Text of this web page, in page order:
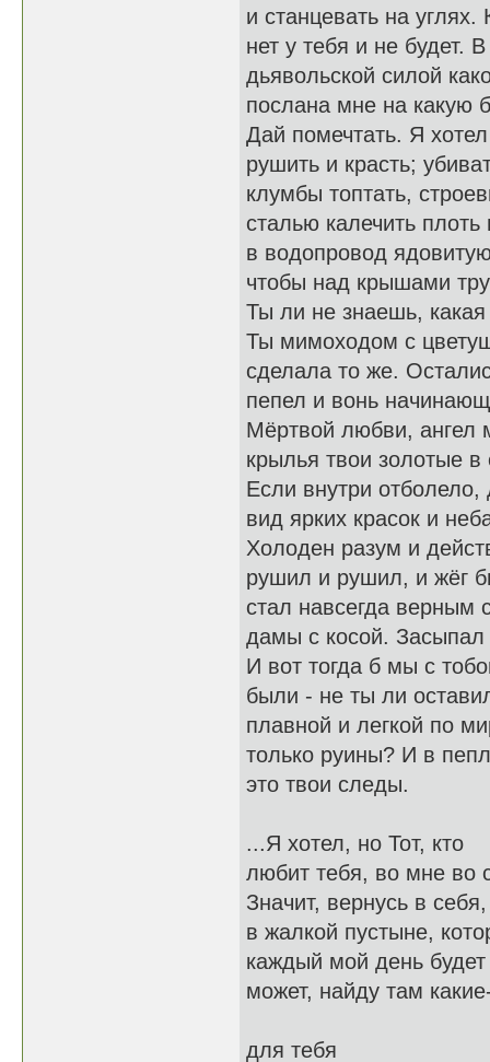
и станцевать на
нет у тебя и не будет.
дьявольской силой
послана мне на какую
Дай помечтать. Я
рушить и красть;
клумбы топтать,
сталью калечить
в водопровод
чтобы над крышами
Ты ли не знаешь,
Ты мимоходом с
сделала то же.
пепел и вонь
Мёртвой любви, ангел
крылья твои золотые в
Если внутри отболело,
вид ярких красок и
Холоден разум и
рушил и рушил, и жёг
стал навсегда верным
дамы с косой. Засыпал
И вот тогда б мы с
были - не ты ли
плавной и легкой по
только руины? И в
это твои следы.
...Я хотел, но Тот, кто
любит тебя, во мне во
Значит, вернусь в
в жалкой пустыне,
каждый мой день
может, найду там
для тебя